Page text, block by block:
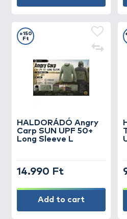
HALDORÁDÓ Angry
Carp SUN UPF 50+
Long Sleeve L
+150
Ft
14.990 Ft
Add to cart